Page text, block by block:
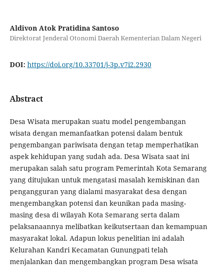
Aldivon Atok Pratidina Santoso
Direktorat Jenderal Otonomi Daerah Kementerian Dalam Negeri
DOI: https://doi.org/10.33701/j-3p.v7i2.2930
Abstract
Desa Wisata merupakan suatu model pengembangan
wisata dengan memanfaatkan potensi dalam bentuk
pengembangan pariwisata dengan tetap memperhatikan
aspek kehidupan yang sudah ada. Desa Wisata saat ini
merupakan salah satu program Pemerintah Kota Semarang
yang ditujukan untuk mengatasi masalah kemiskinan dan
pengangguran yang dialami masyarakat desa dengan
mengembangkan potensi dan keunikan pada masing-
masing desa di wilayah Kota Semarang serta dalam
pelaksanaannya melibatkan keikutsertaan dan kemampuan
masyarakat lokal. Adapun lokus penelitian ini adalah
Kelurahan Kandri Kecamatan Gunungpati telah
menjalankan dan mengembangkan program Desa wisata